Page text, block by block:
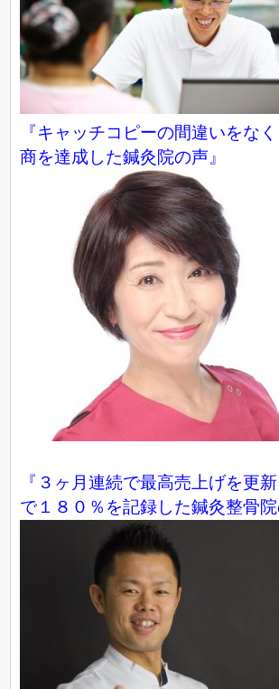
『キャッチコピーの間違いをな
商を達成した鍼灸院の声』
『３ヶ月連続で最高売上げを更
で１８０％を記録した鍼灸整骨院